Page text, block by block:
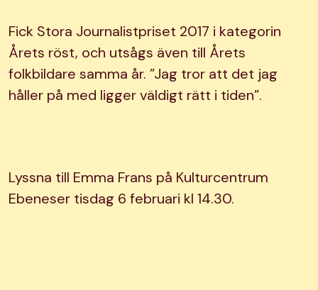
Fick Stora Journalistpriset 2017 i kategorin
Årets röst, och utsågs även till Årets
folkbildare samma år. ”Jag tror att det jag
håller på med ligger väldigt rätt i tiden”.
Lyssna till Emma Frans på Kulturcentrum
Ebeneser tisdag 6 februari kl 14.30.